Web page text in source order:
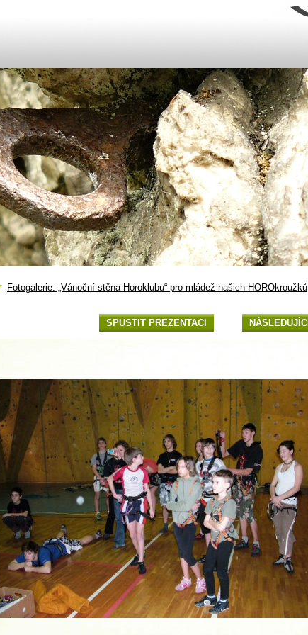
Fotogalerie: „Vánoční stěna Horoklubu“ pro mládež našich HOROkroužků
SPUSTIT PREZENTACI NÁSLEDUJÍCÍ